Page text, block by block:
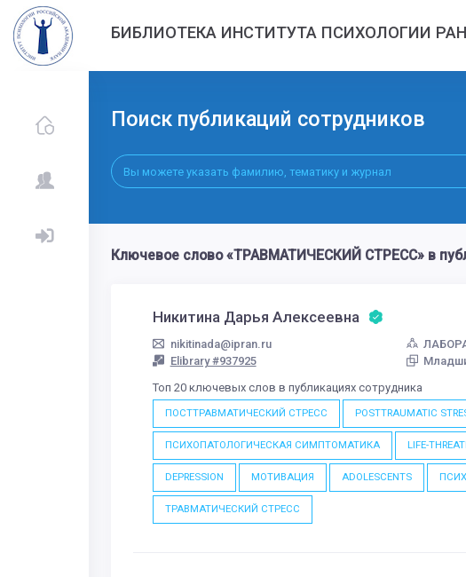
БИБЛИОТЕКА ИНСТИТУТА ПСИХОЛОГИИ РАН
Поиск публикаций сотрудников
Ключевое слово «ТРАВМАТИЧЕСКИЙ СТРЕСС» в
Никитина Дарья Алексеевна
nikitinada@ipran.ru
Elibrary #937925
Топ 20 ключевых слов в публикациях сотрудника
ПОСТТРАВМАТИЧЕСКИЙ СТРЕСС POSTTRAUMATIC
ПСИХОПАТОЛОГИЧЕСКАЯ СИМПТОМАТИКА LIFE-
DEPRESSION МОТИВАЦИЯ ADOLESCENTS
ТРАВМАТИЧЕСКИЙ СТРЕСС